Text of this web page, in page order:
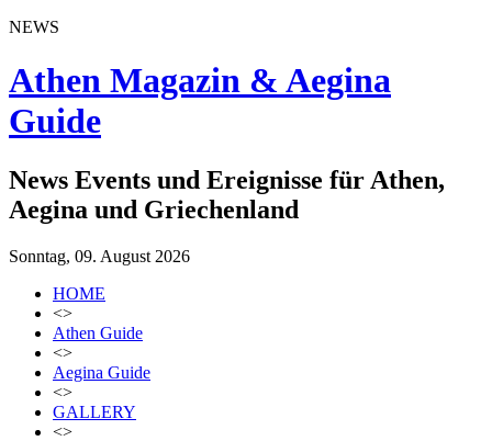
NEWS
Athen Magazin & Aegina
Guide
News Events und Ereignisse für Athen,
Aegina und Griechenland
Sonntag, 09. August 2026
HOME
<>
Athen Guide
<>
Aegina Guide
<>
GALLERY
<>